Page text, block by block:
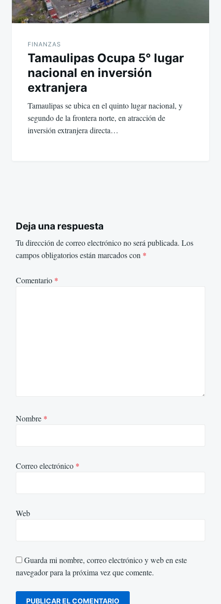
FINANZAS
Tamaulipas Ocupa 5° lugar
nacional en inversión
extranjera
Tamaulipas se ubica en el quinto lugar nacional, y
segundo de la frontera norte, en atracción de
inversión extranjera directa…
Deja una respuesta
Tu dirección de correo electrónico no será publicada. Los
campos obligatorios están marcados con *
Comentario *
Nombre *
Correo electrónico *
Web
Guarda mi nombre, correo electrónico y web en este
navegador para la próxima vez que comente.